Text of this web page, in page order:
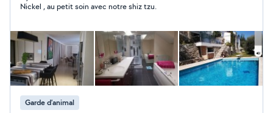
Nickel , au petit soin avec notre shiz tzu.
Garde d’animal